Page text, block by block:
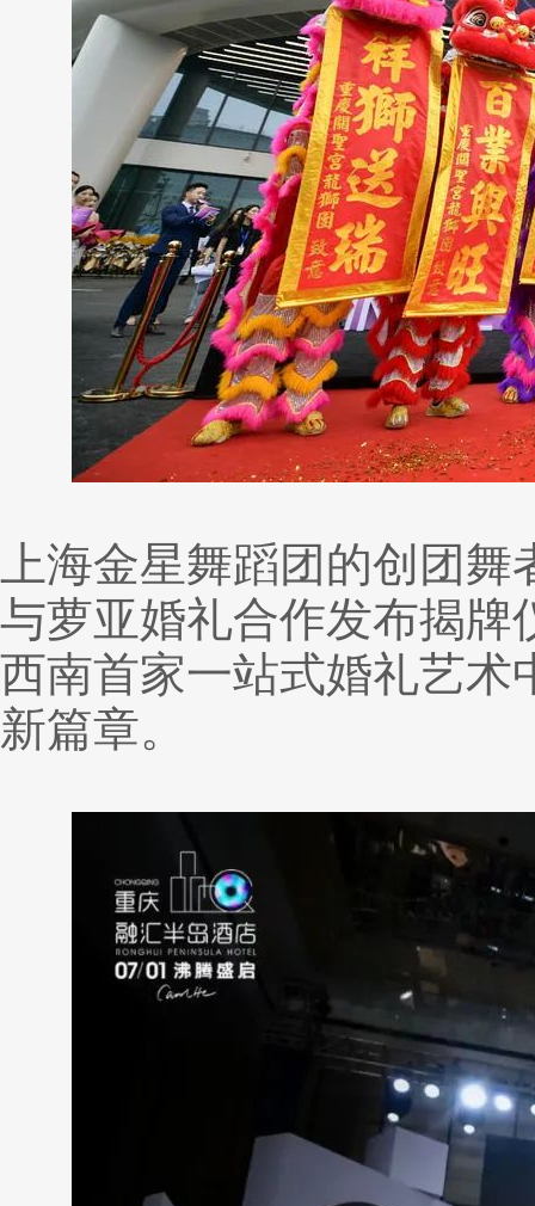
上海金星舞蹈团的创团
与萝亚婚礼合作发布揭牌
西南首家一站式婚礼艺术
新篇章。